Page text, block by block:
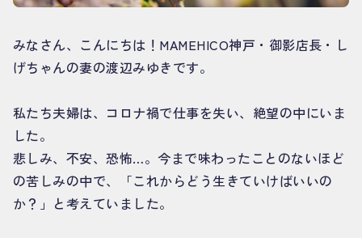
みなさん、こんにちは！MAMEHICO神戸・御影店長・し
げちゃんの妻の渡辺みゆきです。
私たち夫婦は、コロナ禍で仕事を失い、絶望の中にいま
した。
悲しみ、不安、恐怖…。今まで味わったことのないほど
の苦しみの中で、「これからどう生きていけばいいの
か？」と考えていました。